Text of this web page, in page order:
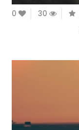
0 30